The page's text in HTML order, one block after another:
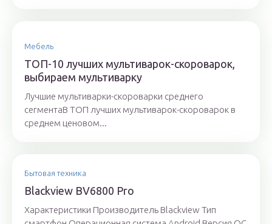
Мебель
ТОП-10 лучших мультиварок-скороварок,
выбираем мультиварку
Лучшие мультиварки-скороварки среднего
сегментаВ ТОП лучших мультиварок-скороварок в
среднем ценовом...
Бытовая техника
Blackview BV6800 Pro
Характеристики Производитель Blackview Тип